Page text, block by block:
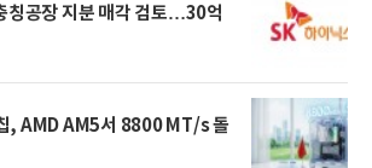
칭공장 지분 매각 검토…30억
, AMD AM5서 8800 MT/s 돌